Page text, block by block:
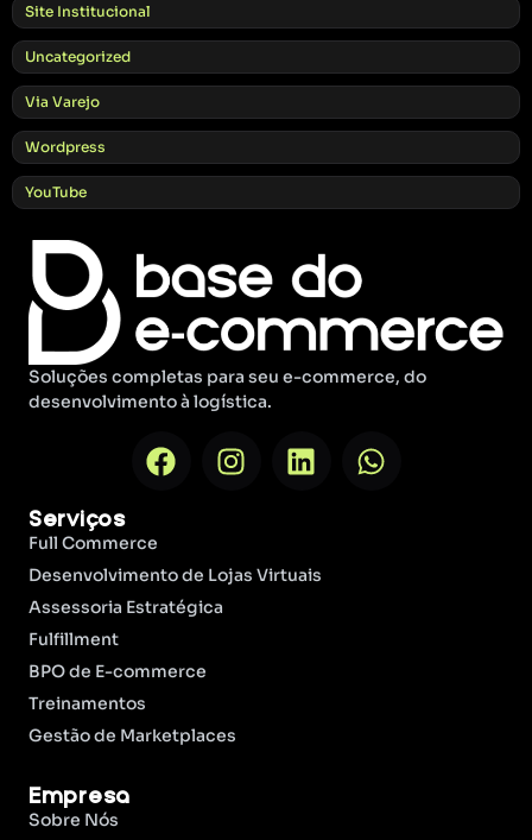
Site Institucional
Uncategorized
Via Varejo
Wordpress
YouTube
Soluções completas para seu e-commerce, do
desenvolvimento à logística.
Serviços
Full Commerce
Desenvolvimento de Lojas Virtuais
Assessoria Estratégica
Fulfillment
BPO de E-commerce
Treinamentos
Gestão de Marketplaces
Empresa
Sobre Nós